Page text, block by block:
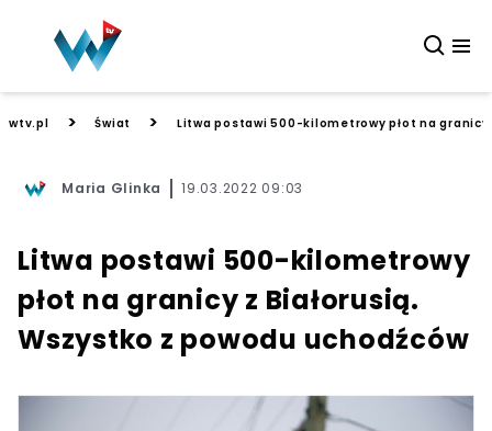
wtv.pl > Świat > Litwa postawi 500-kilometrowy płot na granicy
Maria Glinka 19.03.2022 09:03
Litwa postawi 500-kilometrowy
płot na granicy z Białorusią.
Wszystko z powodu uchodźców